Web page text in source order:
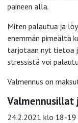
paineen alla.
Miten palautua ja
enemmän pimeältä
tarjotaan nyt tietoa
stressistä voi
Valmennus on
Valmennusillat
24.2.2021 klo 18-19